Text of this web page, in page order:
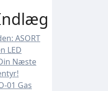
ASORT
LED
Næste
01 Gas